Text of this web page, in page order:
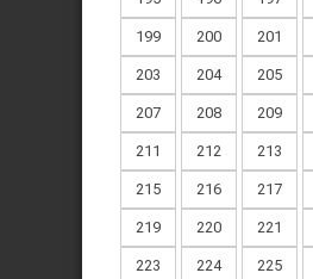
199 200 201
203 204 205
207 208 209
211 212 213
215 216 217
219 220 221
223 224 225